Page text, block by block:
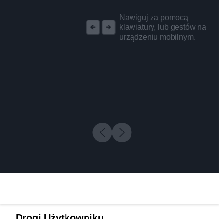
Nawiguj za pomocą
klawiatury, lub gestów na
urządzeniu mobilnym.